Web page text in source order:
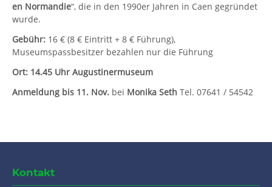
en Normandie“, die in den 1990er Jahren in Caen gegründet
wurde.
Gebühr: 16 € (8 € Eintritt + 8 € Führung),
Museumspassbesitzer bezahlen nur die Führung
Ort: 14.45 Uhr Augustinermuseum
Anmeldung bis 11. Nov. bei Monika Seth Tel. 07641 / 54542
Kontakt